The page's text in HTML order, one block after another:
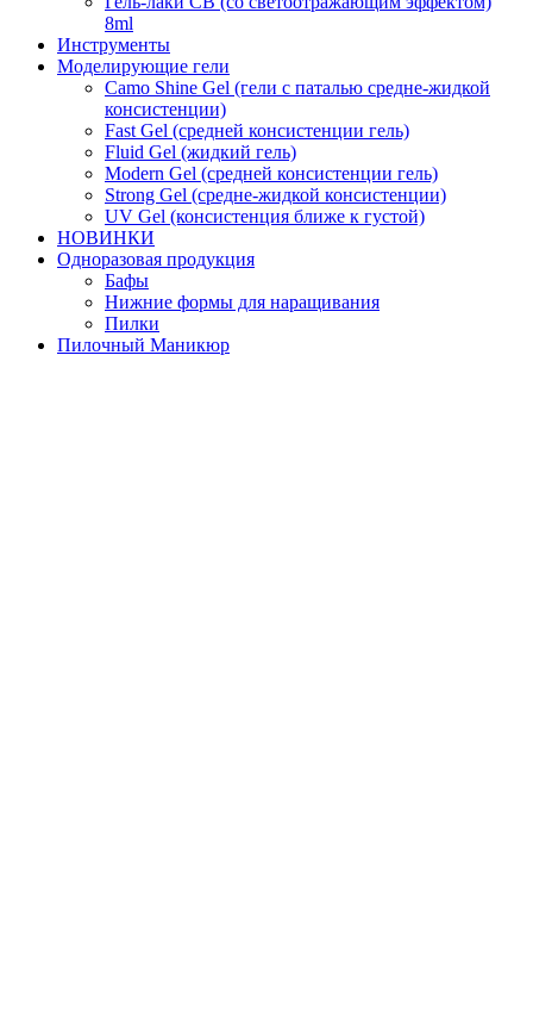
8ml
Инструменты
Моделирующие гели
Camo Shine Gel (гели с паталью средне-жидкой
консистенции)
Fast Gel (средней консистенции гель)
Fluid Gel (жидкий гель)
Modern Gel (средней консистенции гель)
Strong Gel (средне-жидкой консистенции)
UV Gel (консистенция ближе к густой)
НОВИНКИ
Одноразовая продукция
Бафы
Нижние формы для наращивания
Пилки
Пилочный Маникюр